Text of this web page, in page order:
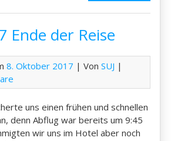
Ende der Reise
8. Oktober 2017 | VonSUJ |
uns einen frühen und schnellen
denn Abflug war bereits um 9:45
wir uns im Hotel aber noch